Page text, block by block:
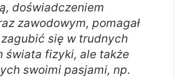
doświadczeniem
zawodowym, pomagał
się w trudnych
świata fizyki, ale także
swoimi pasjami, np.